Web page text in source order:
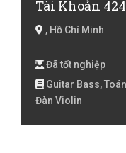
Tài Khoản
, Hồ Chí Minh
Đã tốt nghiệp
Guitar Bass,
Đàn Violin